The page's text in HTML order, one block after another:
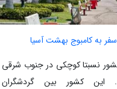
سفر به کامبوج بهشت آسیا
نسبتا کوچکی در جنوب شرقی
این کشور بین گردشگران